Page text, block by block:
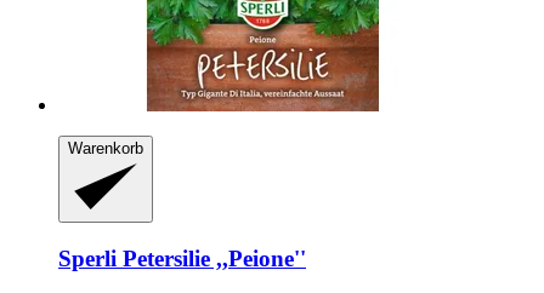
Warenkorb
Sperli Petersilie ,,Peione''